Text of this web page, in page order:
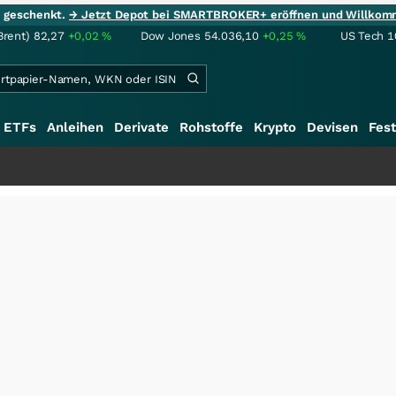
geschenkt.→ Jetzt Depot bei SMARTBROKER+ eröffnen und
82,27 +0,02% Dow Jones 54.036,10 +0,25% US Tech
ETFs Anleihen Derivate Rohstoffe Krypto Devisen